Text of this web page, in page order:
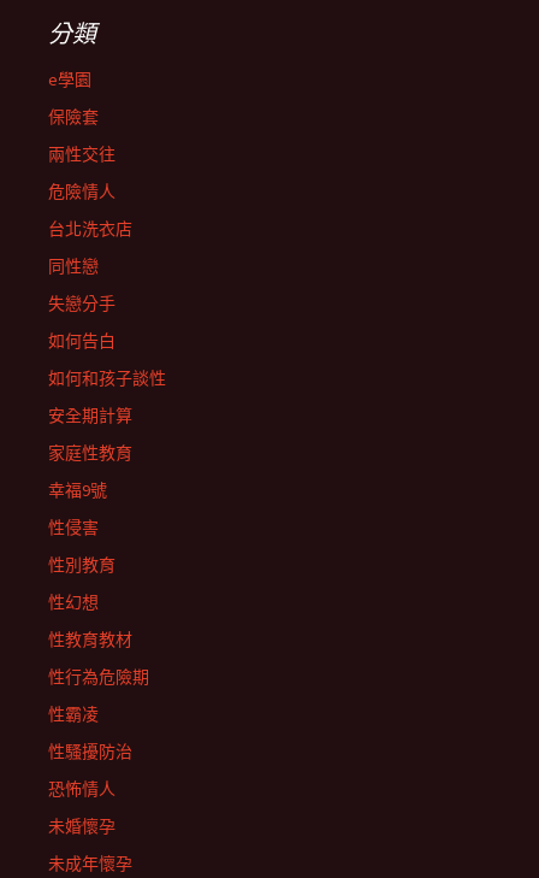
分類
e學園
保險套
兩性交往
危險情人
台北洗衣店
同性戀
失戀分手
如何告白
如何和孩子談性
安全期計算
家庭性教育
幸福9號
性侵害
性別教育
性幻想
性教育教材
性行為危險期
性霸凌
性騷擾防治
恐怖情人
未婚懷孕
未成年懷孕